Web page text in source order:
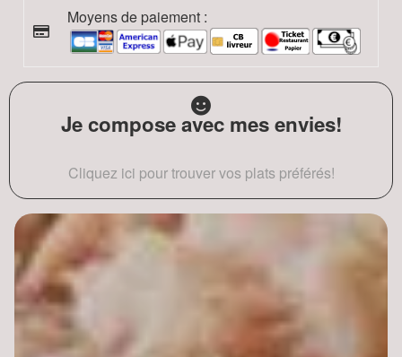
Moyens de paiement :
Je compose avec mes envies!
Cliquez ici pour trouver vos plats préférés!